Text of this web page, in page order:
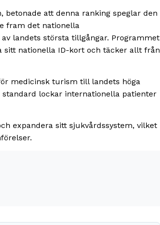
betonade att denna ranking speglar den
fram det nationella
landets största tillgångar. Programmet
sitt nationella ID-kort och täcker allt från
medicinsk turism till landets höga
lockar internationella patienter
expandera sitt sjukvårdssystem, vilket